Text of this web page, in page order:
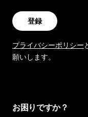
登録
プライバシーポリシー
願いします。
お困りですか？